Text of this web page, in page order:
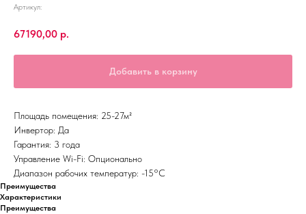
Артикул:
67190,00 р.
Добавить в корзину
Площадь помещения: 25-27м²
Инвертор: Да
Гарантия: 3 года
Управление Wi-Fi: Опционально
Диапазон рабочих температур: -15°С
Преимущества
Характеристики
Преимущества